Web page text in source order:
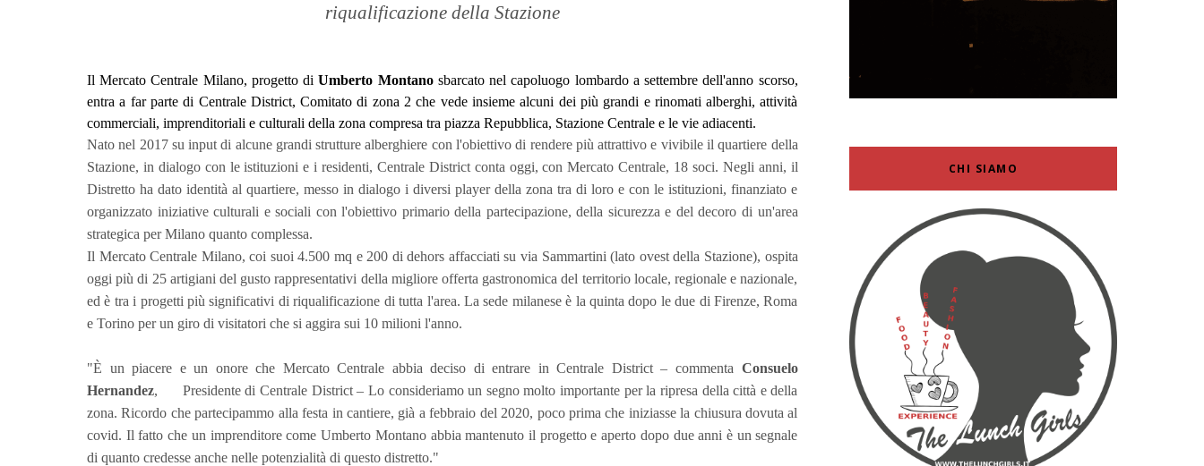
riqualificazione della Stazione
Il Mercato Centrale Milano, progetto diUmberto Montanosbarcato nel capoluogo lombardo a settembre dell'anno scorso,
entra a far parte di Centrale District, Comitato di zona 2 che vede insieme alcuni dei più grandi e rinomati alberghi, attività
commerciali, imprenditoriali e culturali della zona compresa tra piazza Repubblica, Stazione Centrale e le vie adiacenti.
Nato nel 2017 su input di alcune grandi strutture alberghiere con l'obiettivo di rendere più attrattivo e vivibile il quartiere della
Stazione, in dialogo con le istituzioni e i residenti, Centrale District conta oggi, con Mercato Centrale, 18 soci. Negli anni, il
Distretto ha dato identità al quartiere, messo in dialogo i diversi player della zona tra di loro e con le istituzioni, finanziato e
organizzato iniziative culturali e sociali con l'obiettivo primario della partecipazione, della sicurezza e del decoro di un'area
strategica per Milano quanto complessa.
Il Mercato Centrale Milano, coi suoi 4.500 mq e 200 di dehors affacciati su via Sammartini (lato ovest della Stazione), ospita
oggi più di 25 artigiani del gusto rappresentativi della migliore offerta gastronomica del territorio locale, regionale e nazionale,
ed è tra i progetti più significativi di riqualificazione di tutta l'area. La sede milanese è la quinta dopo le due di Firenze, Roma
e Torino per un giro di visitatori che si aggira sui 10 milioni l'anno.
"È un piacere e un onore che Mercato Centrale abbia deciso di entrare in Centrale District – commenta Consuelo
Hernandez, Presidente di Centrale District – Lo consideriamo un segno molto importante per la ripresa della città e della
zona. Ricordo che partecipammo alla festa in cantiere, già a febbraio del 2020, poco prima che iniziasse la chiusura dovuta al
covid. Il fatto che un imprenditore come Umberto Montano abbia mantenuto il progetto e aperto dopo due anni è un segnale
di quanto credesse anche nelle potenzialità di questo distretto."
CHI SIAMO